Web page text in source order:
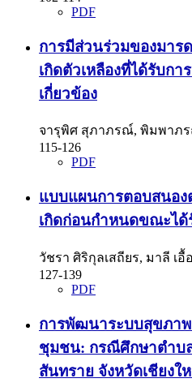
PDF
การมีส่วนร่วมของมาร
เกิดตัวเหลืองที่ได้รับก
เกี่ยวข้อง
จารุพิศ สุภาภรณ์, พิมพาภ
115-126
PDF
แบบแผนการตอบสนอง
เกิดก่อนกำหนดขณะได้
วัชรา ศิริกุลเสถียร, มาลี
127-139
PDF
การพัฒนาระบบสุขภา
ชุมชน: กรณีศึกษาตำบ
สันทราย จังหวัดเชียงใ